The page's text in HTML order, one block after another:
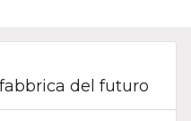
del futuro